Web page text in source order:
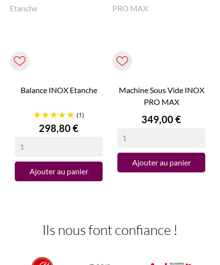
Balance INOX Etanche
(1)
Prix
298,80 €
Ajouter au panier
Machine Sous Vide INOX
PRO MAX
Prix
349,00 €
Ajouter au panier
Ils nous font confiance !